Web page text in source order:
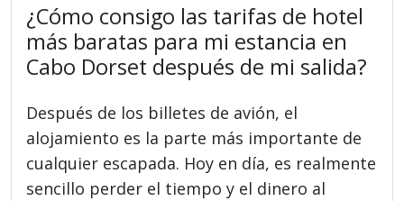
¿Cómo consigo las tarifas de hotel
más baratas para mi estancia en
Cabo Dorset después de mi salida?
Después de los billetes de avión, el
alojamiento es la parte más importante de
cualquier escapada. Hoy en día, es realmente
sencillo perder el tiempo y el dinero al